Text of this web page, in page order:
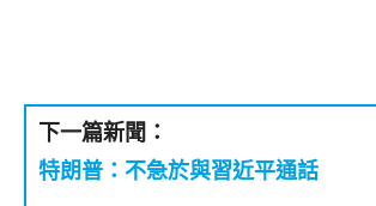
下一篇新聞：
特朗普：不急於與習近平通話